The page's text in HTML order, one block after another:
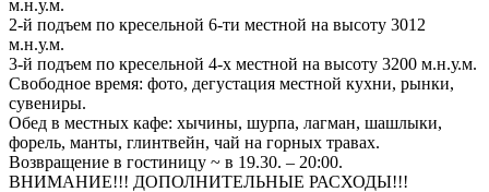
м.н.у.м.
2-й подъем по кресельной 6-ти местной на высоту 3012
м.н.у.м.
3-й подъем по кресельной 4-х местной на высоту 3200 м.н.у.м.
Свободное время: фото, дегустация местной кухни, рынки,
сувениры.
Обед в местных кафе: хычины, шурпа, лагман, шашлыки,
форель, манты, глинтвейн, чай на горных травах.
Возвращение в гостиницу ~ в 19.30. – 20:00.
ВНИМАНИЕ!!! ДОПОЛНИТЕЛЬНЫЕ РАСХОДЫ!!!